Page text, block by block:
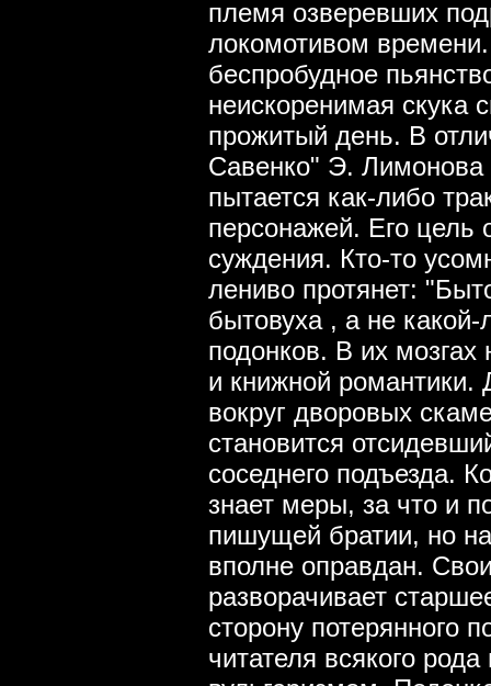
племя озверевших
локомотивом
беспробудное
неискоренимая скука
прожитый день. В
Савенко" Э. Лимонова
пытается как-либо
персонажей. Его цель
суждения. Кто-то
лениво протянет:
бытовуха , а не
подонков. В их мозгах
и книжной романтики.
вокруг дворовых
становится
соседнего подъезда.
знает меры, за что и
пишущей братии, но
вполне оправдан.
разворачивает
сторону потерянного
читателя всякого